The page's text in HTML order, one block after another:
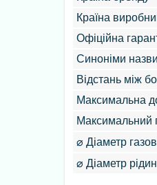
Країна
Офіційна
Синоніми назви
Відстань між
Максимальна
Максимальний
⌀ Діаметр
⌀ Діаметр